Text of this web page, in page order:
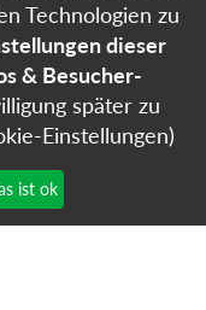
Technologien zu
dieser
& Besucher-
später zu
Einstellungen)
ist ok